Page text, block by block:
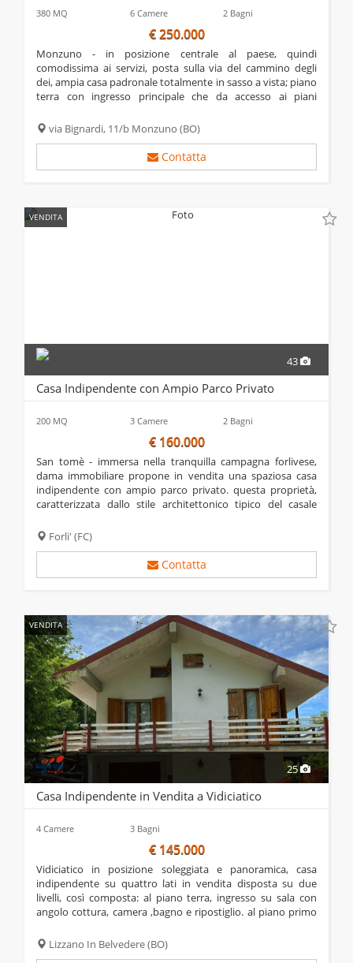
380 MQ 6 Camere 2 Bagni
€ 250.000
monzuno - in posizione centrale al paese, quindi
comodissima ai servizi, posta sulla via del cammino degli
dei, ampia casa padronale totalmente in sasso a vista; piano
terra con ingresso principale che da accesso ai piani
composto da appartamento con ingresso,...
via Bignardi, 11/b Monzuno (BO)
Contatta
VENDITA
43
Casa Indipendente con Ampio Parco Privato
200 MQ 3 Camere 2 Bagni
€ 160.000
san tomè - immersa nella tranquilla campagna forlivese,
dama immobiliare propone in vendita una spaziosa casa
indipendente con ampio parco privato. questa proprietà,
caratterizzata dallo stile architettonico tipico del casale
un giardino di ben 5.000...
Forli' (FC)
Contatta
VENDITA
25
Casa Indipendente in Vendita a Vidiciatico
4 Camere 3 Bagni
€ 145.000
vidiciatico in posizione soleggiata e panoramica, casa
indipendente su quattro lati in vendita disposta su due
livelli, così composta: al piano terra, ingresso su sala con
angolo cottura, camera ,bagno e ripostiglio. al piano primo
e bagno. infine mansarda con...
Lizzano In Belvedere(BO)